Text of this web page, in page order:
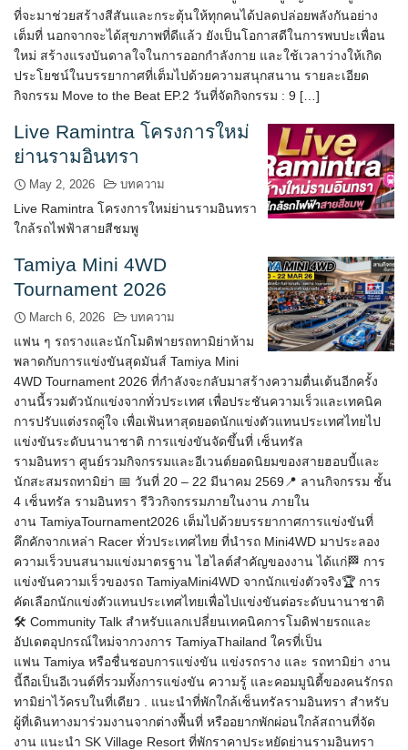
ที่จะมาช่วยสร้างสีสันและกระตุ้นให้ทุกคนได้ปลดปล่อยพลังกันอย่าง
เต็มที่ นอกจากจะได้สุขภาพที่ดีแล้ว ยังเป็นโอกาสดีในการพบปะเพื่อน
ใหม่ สร้างแรงบันดาลใจในการออกกำลังกาย และใช้เวลาว่างให้เกิด
ประโยชน์ในบรรยากาศที่เต็มไปด้วยความสนุกสนาน รายละเอียด
กิจกรรม Move to the Beat EP.2 วันที่จัดกิจกรรม : 9 […]
Live Ramintra โครงการใหม่
ย่านรามอินทรา
May 2, 2026 บทความ
Live Ramintra โครงการใหม่ย่านรามอินทรา
ใกล้รถไฟฟ้าสายสีชมพู
Tamiya Mini 4WD
Tournament 2026
March 6, 2026 บทความ
แฟน ๆ รถรางและนักโมดิฟายรถทามิย่าห้าม
พลาดกับการแข่งขันสุดมันส์ Tamiya Mini
4WD Tournament 2026 ที่กำลังจะกลับมาสร้างความตื่นเต้นอีกครั้ง
งานนี้รวมตัวนักแข่งจากทั่วประเทศ เพื่อประชันความเร็วและเทคนิค
การปรับแต่งรถคู่ใจ เพื่อเฟ้นหาสุดยอดนักแข่งตัวแทนประเทศไทยไป
แข่งขันระดับนานาชาติ การแข่งขันจัดขึ้นที่ เซ็นทรัล
รามอินทรา ศูนย์รวมกิจกรรมและอีเวนต์ยอดนิยมของสายฮอบบี้และ
นักสะสมรถทามิย่า 📅 วันที่ 20 – 22 มีนาคม 2569📍 ลานกิจกรรม ชั้น
4 เซ็นทรัล รามอินทรา รีวิวกิจกรรมภายในงาน ภายใน
งาน TamiyaTournament2026 เต็มไปด้วยบรรยากาศการแข่งขันที่
คึกคักจากเหล่า Racer ทั่วประเทศไทย ที่นำรถ Mini4WD มาประลอง
ความเร็วบนสนามแข่งมาตรฐาน ไฮไลต์สำคัญของงาน ได้แก่🏁 การ
แข่งขันความเร็วของรถ TamiyaMini4WD จากนักแข่งตัวจริง🏆 การ
คัดเลือกนักแข่งตัวแทนประเทศไทยเพื่อไปแข่งขันต่อระดับนานาชาติ
🛠️ Community Talk สำหรับแลกเปลี่ยนเทคนิคการโมดิฟายรถและ
อัปเดตอุปกรณ์ใหม่จากวงการ TamiyaThailand ใครที่เป็น
แฟน Tamiya หรือชื่นชอบการแข่งขัน แข่งรถราง และ รถทามิย่า งาน
นี้ถือเป็นอีเวนต์ที่รวมทั้งการแข่งขัน ความรู้ และคอมมูนิตี้ของคนรักรถ
ทามิย่าไว้ครบในที่เดียว . แนะนำที่พักใกล้เซ็นทรัลรามอินทรา สำหรับ
ผู้ที่เดินทางมาร่วมงานจากต่างพื้นที่ หรืออยากพักผ่อนใกล้สถานที่จัด
งาน แนะนำ SK Village Resort ที่พักราคาประหยัดย่านรามอินทรา